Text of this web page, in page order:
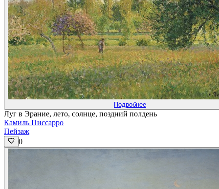
Подробнее
Луг в Эрание, лето, солнце, поздний полдень
Камиль Писсарро
Пейзаж
0